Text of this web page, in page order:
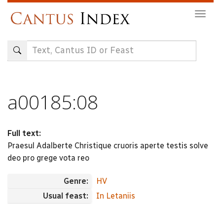
content
a00185:08
Full text:
Praesul Adalberte Christique cruoris aperte testis solve
deo pro grege vota reo
Genre:
HV
Usual feast:
In Letaniis